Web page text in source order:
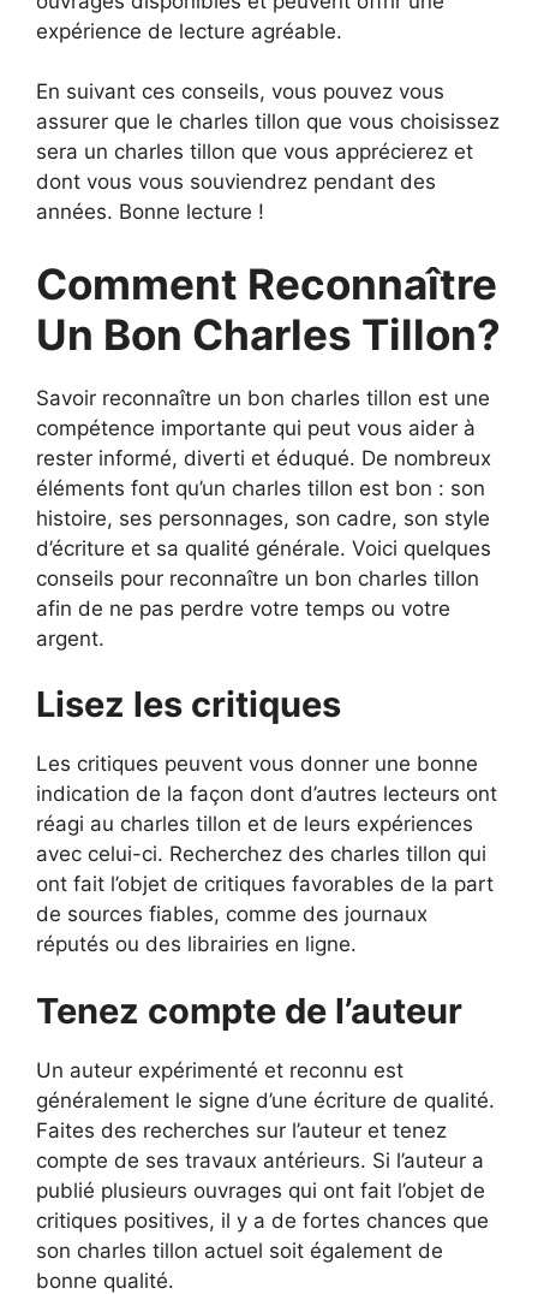
expérience de lecture agréable.
En suivant ces conseils, vous pouvez vous
assurer que le charles tillon que vous choisissez
sera un charles tillon que vous apprécierez et
dont vous vous souviendrez pendant des
années. Bonne lecture !
Comment Reconnaître
Un Bon Charles Tillon?
Savoir reconnaître un bon charles tillon est une
compétence importante qui peut vous aider à
rester informé, diverti et éduqué. De nombreux
éléments font qu’un charles tillon est bon : son
histoire, ses personnages, son cadre, son style
d’écriture et sa qualité générale. Voici quelques
conseils pour reconnaître un bon charles tillon
afin de ne pas perdre votre temps ou votre
argent.
Lisez les critiques
Les critiques peuvent vous donner une bonne
indication de la façon dont d’autres lecteurs ont
réagi au charles tillon et de leurs expériences
avec celui-ci. Recherchez des charles tillon qui
ont fait l’objet de critiques favorables de la part
de sources fiables, comme des journaux
réputés ou des librairies en ligne.
Tenez compte de l’auteur
Un auteur expérimenté et reconnu est
généralement le signe d’une écriture de qualité.
Faites des recherches sur l’auteur et tenez
compte de ses travaux antérieurs. Si l’auteur a
publié plusieurs ouvrages qui ont fait l’objet de
critiques positives, il y a de fortes chances que
son charles tillon actuel soit également de
bonne qualité.